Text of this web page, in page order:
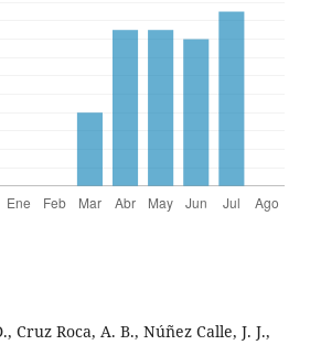
Cruz Roca, A. B., Núñez Calle, J. J.,